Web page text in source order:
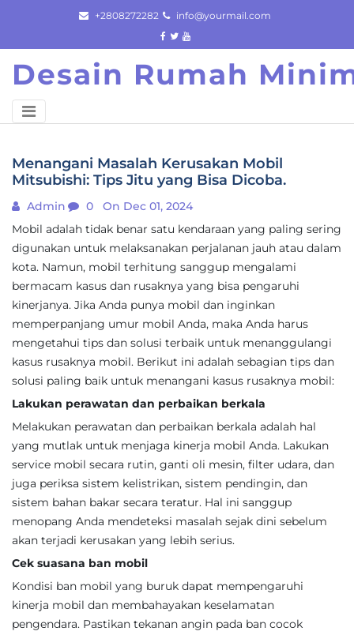
content
+2808272282 info@yourmail.com
Desain Rumah
Menangani Masalah Kerusakan Mobil
Mitsubishi: Tips Jitu yang Bisa Dicoba.
Admin 0
On Dec 01, 2024
Mobil adalah tidak benar satu kendaraan yang paling sering
digunakan untuk melaksanakan perjalanan jauh atau dalam
kota. Namun, mobil terhitung sanggup mengalami
bermacam kasus dan rusaknya yang bisa pengaruhi
kinerjanya. Jika Anda punya mobil dan inginkan
memperpanjang umur mobil Anda, maka Anda harus
mengetahui tips dan solusi terbaik untuk menanggulangi
kasus rusaknya mobil. Berikut ini adalah sebagian tips dan
solusi paling baik untuk menangani kasus rusaknya mobil:
Lakukan perawatan dan perbaikan berkala
Melakukan perawatan dan perbaikan berkala adalah hal
yang mutlak untuk menjaga kinerja mobil Anda. Lakukan
service mobil secara rutin, ganti oli mesin, filter udara, dan
juga periksa sistem kelistrikan, sistem pendingin, dan
sistem bahan bakar secara teratur. Hal ini sanggup
menopang Anda mendeteksi masalah sejak dini sebelum
akan terjadi kerusakan yang lebih serius.
Cek suasana ban mobil
Kondisi ban mobil yang buruk dapat mempengaruhi
kinerja mobil dan membahayakan keselamatan
pengendara. Pastikan tekanan angin pada ban cocok